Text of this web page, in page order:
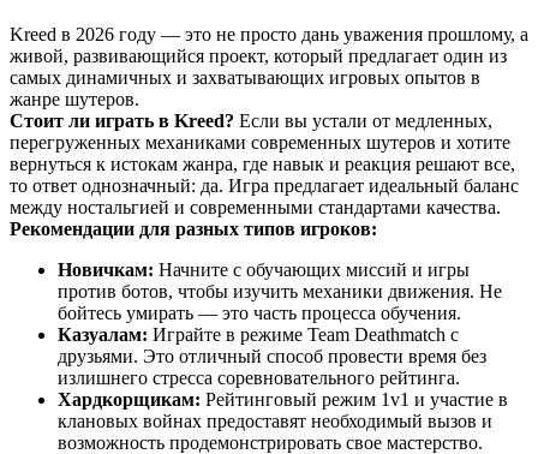
Kreed в 2026 году — это не просто дань уважения прошлому, а
живой, развивающийся проект, который предлагает один из
самых динамичных и захватывающих игровых опытов в
жанре шутеров.
Стоит ли играть в Kreed? Если вы устали от медленных,
перегруженных механиками современных шутеров и хотите
вернуться к истокам жанра, где навык и реакция решают все,
то ответ однозначный: да. Игра предлагает идеальный баланс
между ностальгией и современными стандартами качества.
Рекомендации для разных типов игроков:
Новичкам: Начните с обучающих миссий и игры
против ботов, чтобы изучить механики движения. Не
бойтесь умирать — это часть процесса обучения.
Казуалам: Играйте в режиме Team Deathmatch с
друзьями. Это отличный способ провести время без
излишнего стресса соревновательного рейтинга.
Хардкорщикам: Рейтинговый режим 1v1 и участие в
клановых войнах предоставят необходимый вызов и
возможность продемонстрировать свое мастерство.